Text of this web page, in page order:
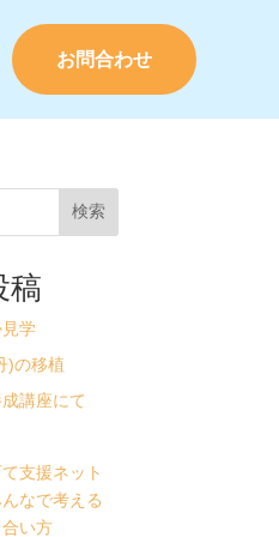
お問合わせ
検索
稿
学
)の移植
講座にて
支援ネット
なで考える
い方